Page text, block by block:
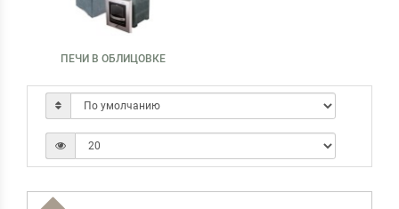
ПЕЧИ В ОБЛИЦОВКЕ